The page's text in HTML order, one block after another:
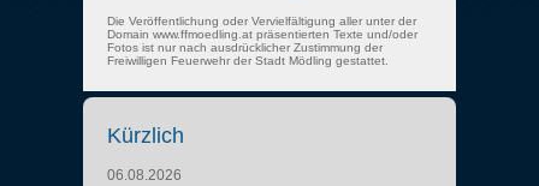
Die Veröffentlichung oder Vervielfältigung aller unter der
Domain www.ffmoedling.at präsentierten Texte und/oder
Fotos ist nur nach ausdrücklicher Zustimmung der
Freiwilligen Feuerwehr der Stadt Mödling gestattet.
Kürzlich
06.08.2026